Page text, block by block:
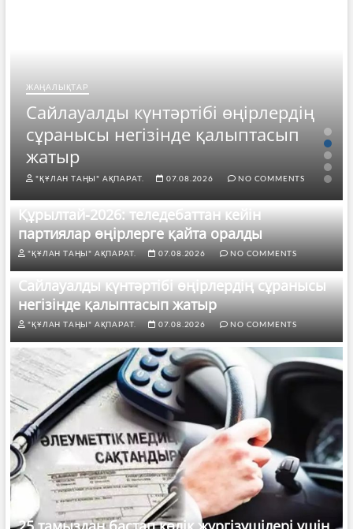
ЖАҢАЛЫҚТАР
Сайлауалды күнтәртібі өңірлердің
сұранысы негізінде қалыптасып
жатыр
"ҚҰЛАН ТАҢЫ" АҚПАРАТ. 07.08.2026 NO COMMENTS
Құрылтай-2026: теледебаттан кейін
партиялар өңірлерге қайта оралды
"ҚҰЛАН ТАҢЫ" АҚПАРАТ. 07.08.2026 NO COMMENTS
Сайлауалды күнтәртібі өңірлердің сұранысы
негізінде қалыптасып жатыр
"ҚҰЛАН ТАҢЫ" АҚПАРАТ. 07.08.2026 NO COMMENTS